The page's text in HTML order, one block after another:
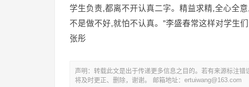
学生负责,都离不开认真二字。精益求精,全心全
不是做不好,就怕不认真。”李盛春常这样对学生们
张彤
声明：转载此文是出于传递更多信息之目的。若有来源标注
将及时更正、删除，谢谢。 邮箱地址：ertuiwang@163.com